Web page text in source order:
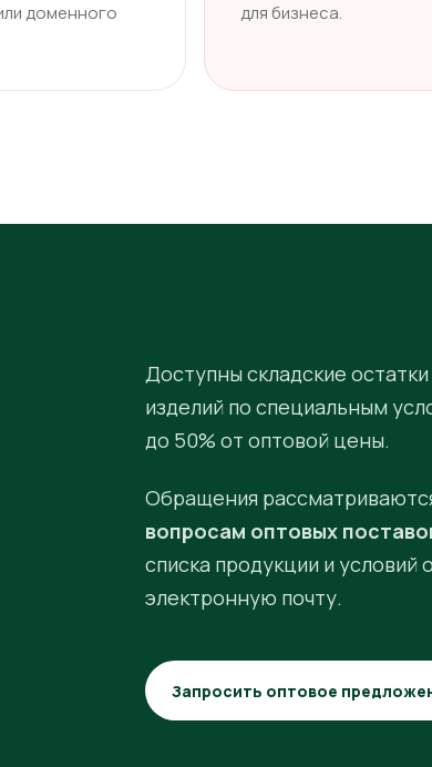
доменного
для бизнеса.
Доступны складские
изделий по специальным
до 50% от оптовой цены.
Обращения
вопросам оптовых
списка продукции и условий
электронную почту.
Запросить оптовое